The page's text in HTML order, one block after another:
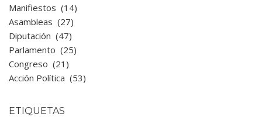
Manifiestos (14)
Asambleas (27)
Diputación (47)
Parlamento (25)
Congreso (21)
Acción Política (53)
ETIQUETAS